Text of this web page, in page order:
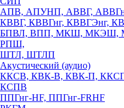
АПВ, АПУНП, АВВГ,
КВВГ, КВВГнг, КВВГЭнг,
БПВЛ, ВПП, МКШ, МКЭШ,
РПШ,
ШТЛ, ШТЛП
Акустический (аудио)
ККСВ, КВК-В, КВК-П,
КСПВ
ППГнг-HF, ППГнг-FRHF